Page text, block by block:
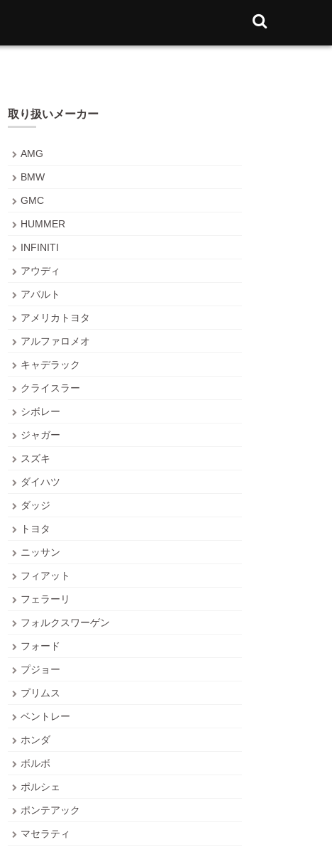
取り扱いメーカー
AMG
BMW
GMC
HUMMER
INFINITI
アウディ
アバルト
アメリカトヨタ
アルファロメオ
キャデラック
クライスラー
シボレー
ジャガー
スズキ
ダイハツ
ダッジ
トヨタ
ニッサン
フィアット
フェラーリ
フォルクスワーゲン
フォード
プジョー
プリムス
ベントレー
ホンダ
ボルボ
ポルシェ
ポンテアック
マセラティ